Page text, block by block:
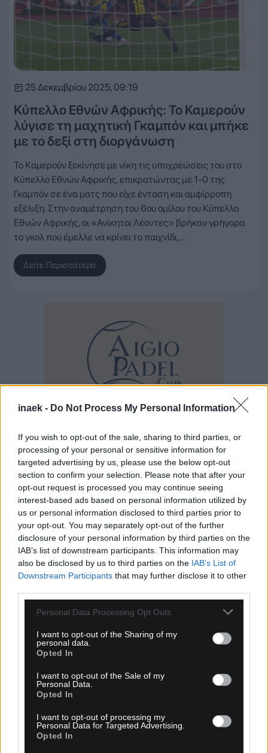
inaek - Do Not Process My Personal Information
If you wish to opt-out of the sale, sharing to third parties, or
processing of your personal or sensitive information for
targeted advertising by us, please use the below opt-out
section to confirm your selection. Please note that after your
opt-out request is processed you may continue seeing
interest-based ads based on personal information utilized by
us or personal information disclosed to third parties prior to
your opt-out. You may separately opt-out of the further
disclosure of your personal information by third parties on the
IAB’s list of downstream participants. This information may
also be disclosed by us to third parties on the IAB’s List of
Downstream Participants that may further disclose it to other
Please note that this website/app uses one or more Google
not limited to your visit or usage behaviour. You may click to
grant or deny consent to Google and its third-party tags to
use your data for below specified purposes in below Google
consent section.
Personal Data Processing Opt Outs
I want to opt-out of the Sharing of my
personal data.
Opted In
I want to opt-out of the Sale of my
Personal Data.
Opted In
I want to opt-out of processing my
Personal Data for Targeted Advertising.
Opted In
25 Δεκεμβρίου 2025, 09:19
Κύπελλο Εθνών Αφρικής: Το Καμερούν
λύγισε τη μαχητική Γκαμπόν και μπήκε
με το δεξί στη διοργάνωση
Το Καμερούν ξεκίνησε με νίκη τις υποχρεώσεις του στο
Κύπελλο Εθνών Αφρικής, επικρατώντας με 1-0 της
Γκαμπόν σε ένα ματς που είχε ένταση και αμφίρροπη
εξέλιξη. Στην αναμέτρηση του 6ου ομίλου του Κύπελλο
Εθνών Αφρικής, οι «Ανίκητοι Λέοντες» βρήκαν γρήγορα
το γκολ που έμελλε να κρίνει το παιχνίδι,…
Δείτε Περισσότερα
Ροή Ειδήσεων
08.08.2026, 23:33
ΑΕΚ – Athens Kallithea: Τα highlights του αγώνα